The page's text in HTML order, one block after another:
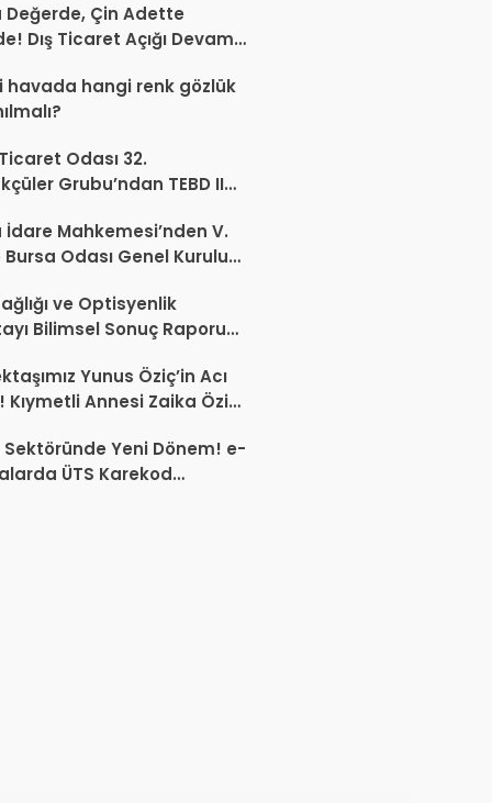
Çin Adette
Dış Ticaret Açığı Devam
havada hangi renk gözlük
Odası 32.
Grubu’ndan TEBD II
açıklaması
İdare Mahkemesi’nden V.
Odası Genel Kurulu
ve Optisyenlik
Bilimsel Sonuç Raporu
Yunus Öziç’in Acı
Kıymetli Annesi Zaika Öziç
Yeni Dönem! e-
ÜTS Karekod